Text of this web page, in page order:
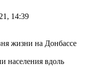
14:39
населения вдоль